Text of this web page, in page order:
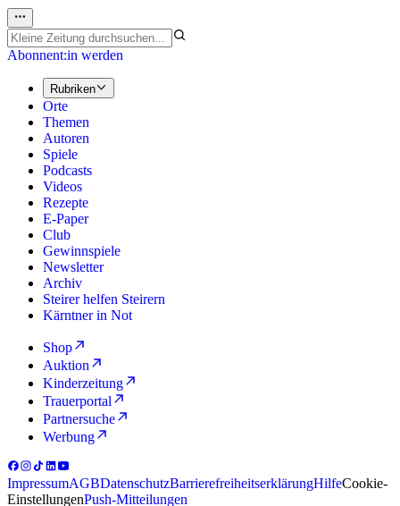
Abonnent:in werden
Rubriken
Orte
Themen
Autoren
Spiele
Podcasts
Videos
Rezepte
E-Paper
Club
Gewinnspiele
Newsletter
Archiv
Steirer helfen Steirern
Kärntner in Not
Shop
Auktion
Kinderzeitung
Trauerportal
Partnersuche
Werbung
ImpressumAGBDatenschutzBarrierefreiheitserklärungHilfeCookie-
EinstellungenPush-Mitteilungen